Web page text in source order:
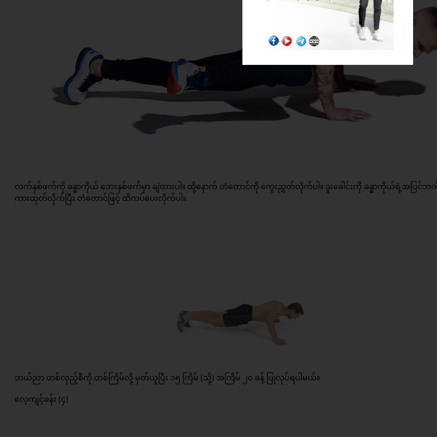
လက်နှစ်ဖက်ကို ခန္ဓာကိုယ် ဘေးနှစ်ဖက်မှာ ချဲထားပါ။ ထို့နောက် တံတောင်ကို ကွေးညွှတ်လိုက်ပါ။ ဒူးခေါင်းကို ခန္ဓာကိုယ်ရဲ့အပြ
ကားထုတ်လိုက်ပြီး တံတောင်ဖြင့် ထိကပ်ပေးလိုက်ပါ။
ဘယ်ညာ တစ်လှည့်စီကို တစ်ကြိမ်လို့ မှတ်ယူပြီး ၁၅ ကြိမ် (သို့) အကြိမ် ၂၀ ခန့် ပြုလုပ်ရပါမယ်။
လေ့ကျင့်ခန်း (၄)